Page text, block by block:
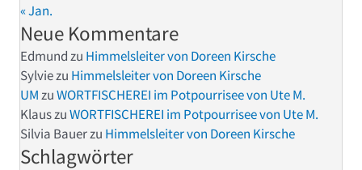
« Jan.
Neue Kommentare
Edmundzu Himmelsleiter von Doreen Kirsche
Sylviezu Himmelsleiter von Doreen Kirsche
UMzuWORTFISCHEREI im Potpourrisee von Ute M.
KlauszuWORTFISCHEREI im Potpourrisee von Ute M.
Silvia Bauerzu Himmelsleiter von Doreen Kirsche
Schlagwörter